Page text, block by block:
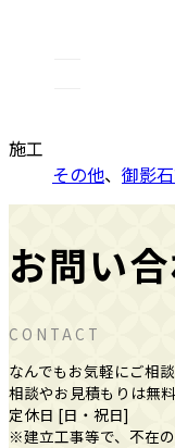
施工
その他、 御影
お問い
CONTACT
なんでもお気軽にご相談
相談やお見積もりは無料
定休日 [日・祝日]
※建立工事等で、不在